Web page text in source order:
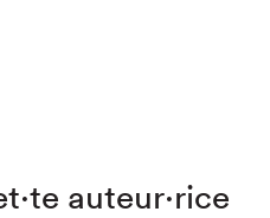
auteur·rice